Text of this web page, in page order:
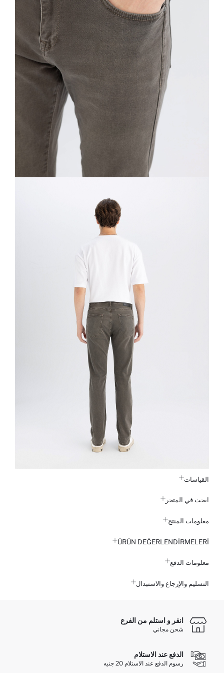
القياسات
ابحث في المتجر
معلومات المنتج
ÜRÜN DEĞERLENDİRMELERİ
معلومات الدفع
التسليم والإرجاع والاستبدال
انقر و استلم من الفرع
شحن مجاني
الدفع عند الاستلام
رسوم الدفع عند الاستلام 20 جنيه